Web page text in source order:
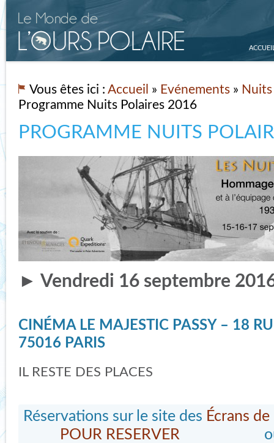
Vous êtes ici : Accueil » Evénements »
Programme Nuits Polaires 2016
PROGRAMME NUITS
► Vendredi 16 septembre
CINÉMA LE MAJESTIC PASSY – 18
75016 PARIS
IL RESTE DES PLACES
Réservations sur le site des Écrans de
POUR RESERVER ou sur